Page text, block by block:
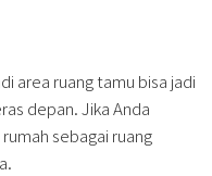
area ruang tamu bisa jadi
depan. Jika Anda
sebagai ruang